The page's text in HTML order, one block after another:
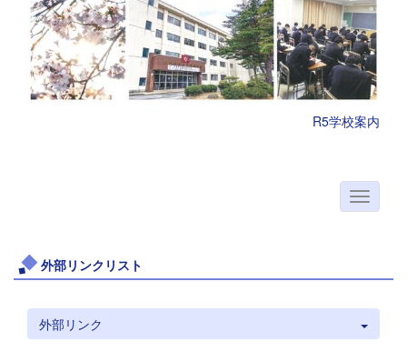
R5学校案内
外部リンクリスト
外部リンク